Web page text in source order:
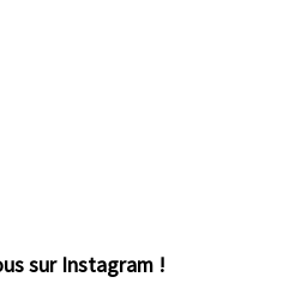
sur Instagram !